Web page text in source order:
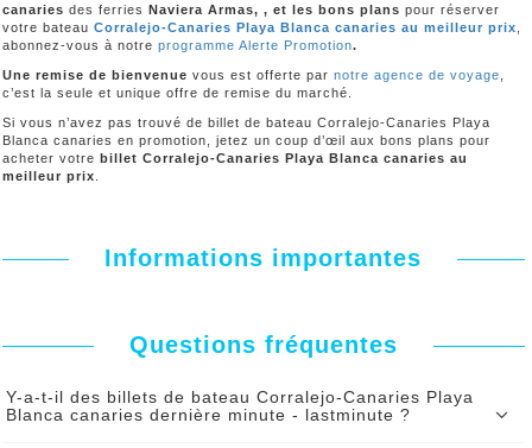
canaries des ferries Naviera Armas, , et les bons plans pour réserver
votre bateau Corralejo-Canaries Playa Blanca canaries au meilleur prix
abonnez-vous à notre programme Alerte Promotion.
Une remise de bienvenue vous est offerte par notre agence de voyage
c’est la seule et unique offre de remise du marché.
Si vous n’avez pas trouvé de billet de bateau Corralejo-Canaries Playa
Blanca canaries en promotion, jetez un coup d’œil aux bons plans pour
acheter votre billet Corralejo-Canaries Playa Blanca canaries au
meilleur prix
Informations importantes
Questions fréquentes
Y-a-t-il des billets de bateau Corralejo-Canaries Playa
Blanca canaries dernière minute - lastminute ?